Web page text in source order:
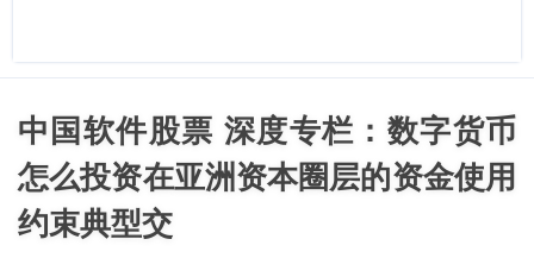
中国软件股票 深度专栏：数字货币
怎么投资在亚洲资本圈层的资金使用
约束典型交